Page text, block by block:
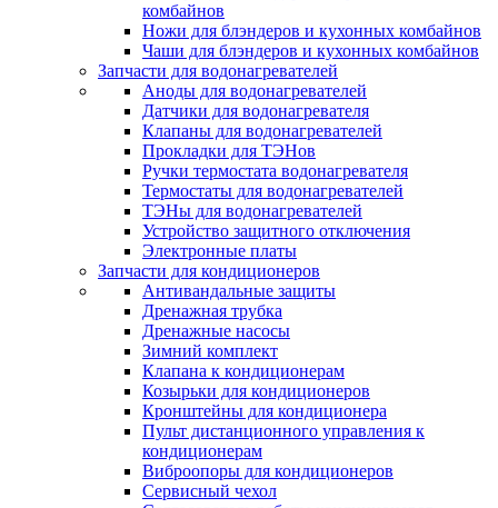
комбайнов
Ножи для блэндеров и кухонных комбайнов
Чаши для блэндеров и кухонных комбайнов
Запчасти для водонагревателей
Аноды для водонагревателей
Датчики для водонагревателя
Клапаны для водонагревателей
Прокладки для ТЭНов
Ручки термостата водонагревателя
Термостаты для водонагревателей
ТЭНы для водонагревателей
Устройство защитного отключения
Электронные платы
Запчасти для кондиционеров
Антивандальные защиты
Дренажная трубка
Дренажные насосы
Зимний комплект
Клапана к кондиционерам
Козырьки для кондиционеров
Кронштейны для кондиционера
Пульт дистанционного управления к
кондиционерам
Виброопоры для кондиционеров
Сервисный чехол